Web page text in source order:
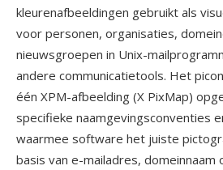
kleurenafbeeldingen gebruikt als
voor personen, organisaties,
nieuwsgroepen in Unix-
andere communicatietools. Het
één XPM-afbeelding (X PixMap)
specifieke naamgevingsconventies
waarmee software het juiste
basis van e-mailadres, domeinnaam